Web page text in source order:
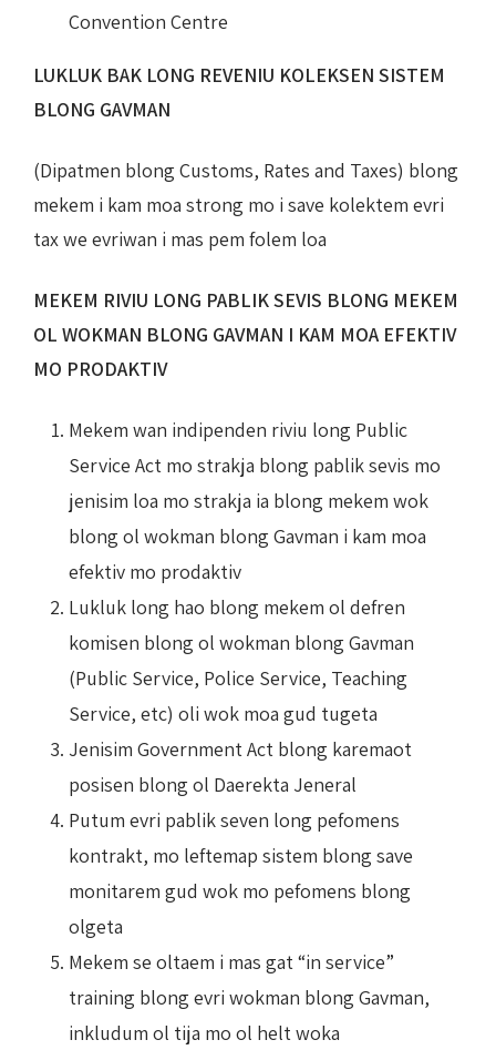
Convention Centre
LUKLUK BAK LONG REVENIU KOLEKSEN SISTEM
BLONG GAVMAN
(Dipatmen blong Customs, Rates and Taxes) blong
mekem i kam moa strong mo i save kolektem evri
tax we evriwan i mas pem folem loa
MEKEM RIVIU LONG PABLIK SEVIS BLONG MEKEM
OL WOKMAN BLONG GAVMAN I KAM MOA EFEKTIV
MO PRODAKTIV
Mekem wan indipenden riviu long Public
Service Act mo strakja blong pablik sevis mo
jenisim loa mo strakja ia blong mekem wok
blong ol wokman blong Gavman i kam moa
efektiv mo prodaktiv
Lukluk long hao blong mekem ol defren
komisen blong ol wokman blong Gavman
(Public Service, Police Service, Teaching
Service, etc) oli wok moa gud tugeta
Jenisim Government Act blong karemaot
posisen blong ol Daerekta Jeneral
Putum evri pablik seven long pefomens
kontrakt, mo leftemap sistem blong save
monitarem gud wok mo pefomens blong
olgeta
Mekem se oltaem i mas gat “in service”
training blong evri wokman blong Gavman,
inkludum ol tija mo ol helt woka